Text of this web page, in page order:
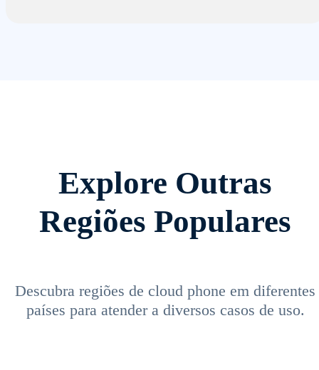
Explore Outras
Regiões Populares
Descubra regiões de cloud phone em diferentes
países para atender a diversos casos de uso.